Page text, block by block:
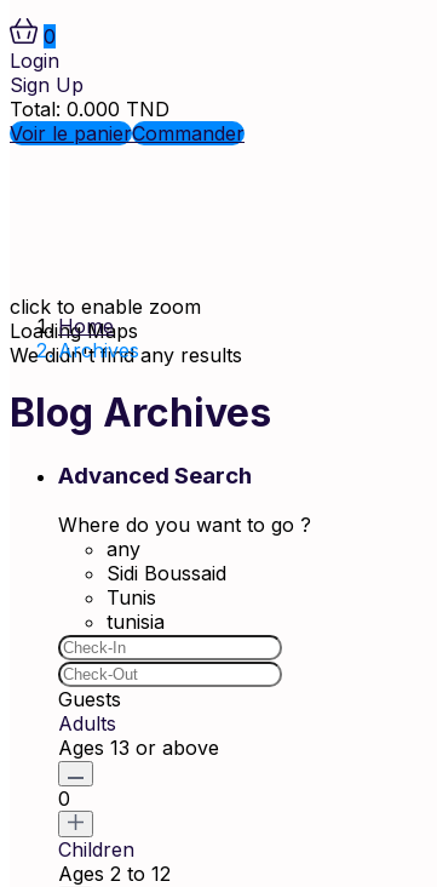
0
Login
Sign Up
Total: 0.000 TND
Voir le panierCommander
click to enable zoom
Loading Maps
We didn't find any results
Home
Archives
Blog Archives
Advanced Search
Where do you want to go ?
any
Sidi Boussaid
Tunis
tunisia
Guests
Adults
Ages 13 or above
0
Children
Ages 2 to 12